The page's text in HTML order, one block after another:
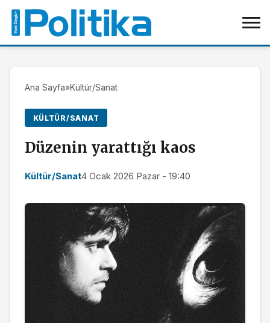
Ana Sayfa»Kültür/Sanat
KÜLTÜR/SANAT
Düzenin yarattığı kaos
Kültür/Sanat4 Ocak 2026 Pazar - 19:40